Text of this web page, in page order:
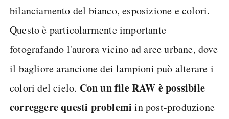
bilanciamento del bianco, esposizione e colori.
Questo è particolarmente importante
fotografando l'aurora vicino ad aree urbane, dove
il bagliore arancione dei lampioni può alterare i
colori del cielo. Con un file RAW è possibile
correggere questi problemi in post-produzione